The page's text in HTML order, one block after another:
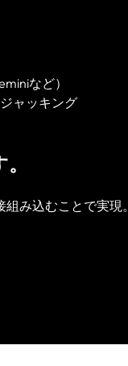
など）
ャッキング
。
み込むことで実現。